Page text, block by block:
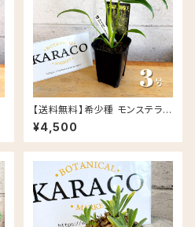
【送料無料】希少種 モンステラ
バールマルクスフレイム 3号 Ur
ban Jungle
¥4,500